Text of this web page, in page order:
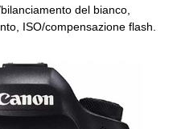
del bianco,
ISO/compensazione flash.